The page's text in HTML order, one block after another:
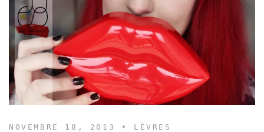
NOVEMBRE 18, 2013 • LÈVRES